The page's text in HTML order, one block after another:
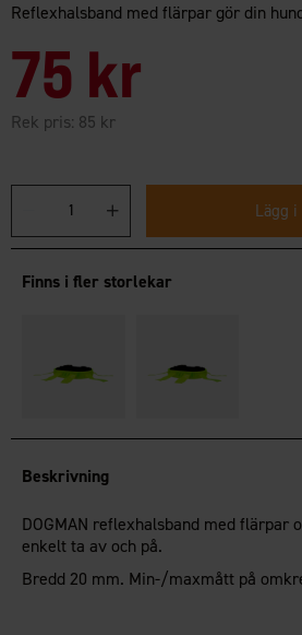
Reflexhalsband med flärpar gör din
75 kr
Rek pris: 85 kr
Lägg
Finns i fler storlekar
Beskrivning
DOGMAN reflexhalsband med flärpar
enkelt ta av och på.
Bredd 20 mm. Min-/maxmått på